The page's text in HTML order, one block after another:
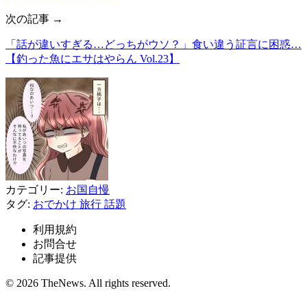
次の記事 →
「話が違いすぎる…どっちがウソ？」食い違う証言に困惑…
【釣った魚にエサはやらん Vol.23】
カテゴリー: お国自慢
タグ: おでかけ 旅行 話題
利用規約
お問合せ
記事提供
© 2026 TheNews. All rights reserved.